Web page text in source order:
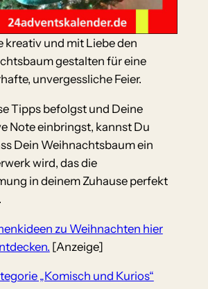
kreativ und mit Liebe den
gestalten für eine
unvergessliche Feier.
Tipps befolgst und Deine
Note einbringst, kannst Du
Dein Weihnachtsbaum ein
wird, das die
in deinem Zuhause perfekt
zu Weihnachten hier
[Anzeige]
„Komisch und Kurios“